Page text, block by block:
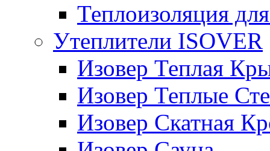
Теплоизоляция
Утеплители ISOVER
Изовер Теплая
Изовер Теплые
Изовер Скатная